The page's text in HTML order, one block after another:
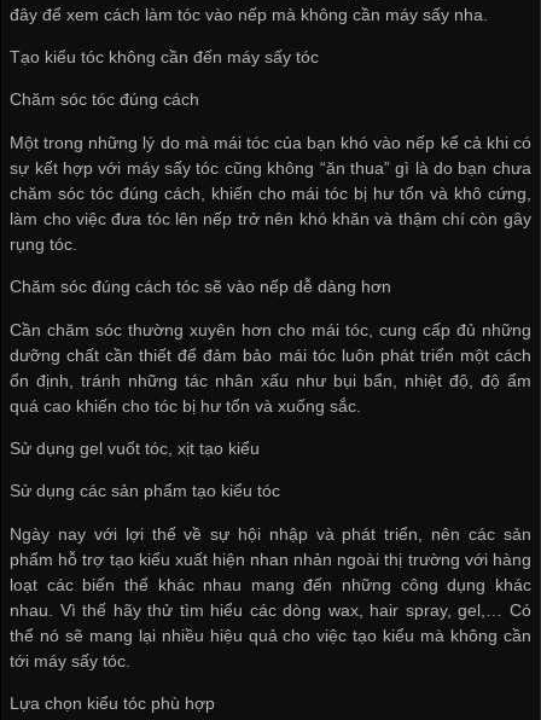
đây để xem cách làm tóc vào nếp mà không cần máy sấy nha.
Tạo kiểu tóc không cần đến máy sấy tóc
Chăm sóc tóc đúng cách
Một trong những lý do mà mái tóc của bạn khó vào nếp kể cả khi có
sự kết hợp với máy sấy tóc cũng không “ăn thua” gì là do bạn chưa
chăm sóc tóc đúng cách, khiến cho mái tóc bị hư tổn và khô cứng,
làm cho việc đưa tóc lên nếp trở nên khó khăn và thậm chí còn gây
rụng tóc.
Chăm sóc đúng cách tóc sẽ vào nếp dễ dàng hơn
Cần chăm sóc thường xuyên hơn cho mái tóc, cung cấp đủ những
dưỡng chất cần thiết để đảm bảo mái tóc luôn phát triển một cách
ổn định, tránh những tác nhân xấu như bụi bẩn, nhiệt độ, độ ẩm
quá cao khiến cho tóc bị hư tổn và xuống sắc.
Sử dụng gel vuốt tóc, xịt tạo kiểu
Sử dụng các sản phẩm tạo kiểu tóc
Ngày nay với lợi thế về sự hội nhập và phát triển, nên các sản
phẩm hỗ trợ tạo kiểu xuất hiện nhan nhản ngoài thị trường với hàng
loạt các biến thể khác nhau mang đến những công dụng khác
nhau. Vì thế hãy thử tìm hiểu các dòng wax, hair spray, gel,… Có
thể nó sẽ mang lại nhiều hiệu quả cho việc tạo kiểu mà không cần
tới máy sấy tóc.
Lựa chọn kiểu tóc phù hợp